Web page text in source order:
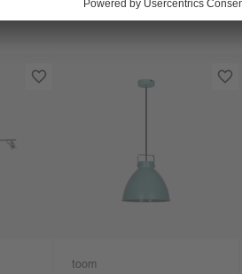
toom